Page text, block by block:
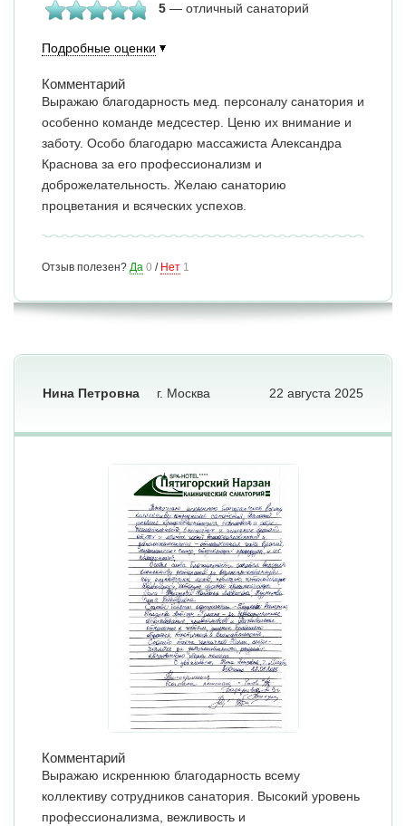
5 — отличный санаторий
Подробные оценки
Комментарий
Выражаю благодарность мед. персоналу санатория и
особенно команде медсестер. Ценю их внимание и
заботу. Особо благодарю массажиста Александра
Краснова за его профессионализм и
доброжелательность. Желаю санаторию
процветания и всяческих успехов.
Отзыв полезен? Да 0 / Нет 1
22 августа 2025
Нина Петровна г. Москва
Комментарий
Выражаю искреннюю благодарность всему
коллективу сотрудников санатория. Высокий уровень
профессионализма, вежливость и